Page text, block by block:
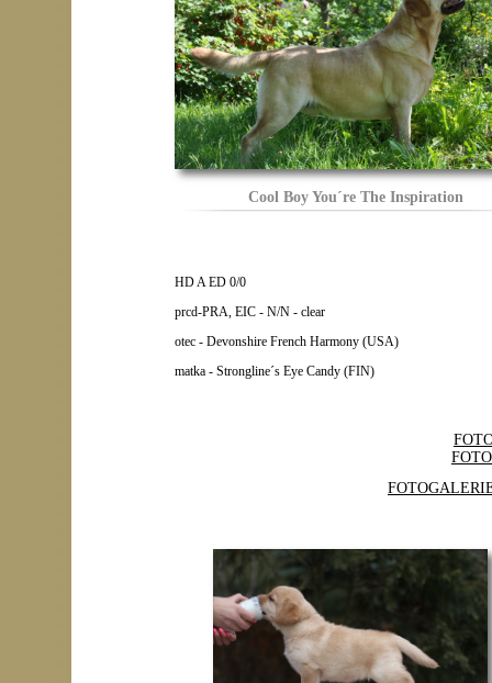
Cool Boy You´re The Inspiration
HD A ED 0/0
prcd-PRA, EIC - N/N - clear
otec - Devonshire French Harmony (USA)
matka - Strongline´s Eye Candy (FIN)